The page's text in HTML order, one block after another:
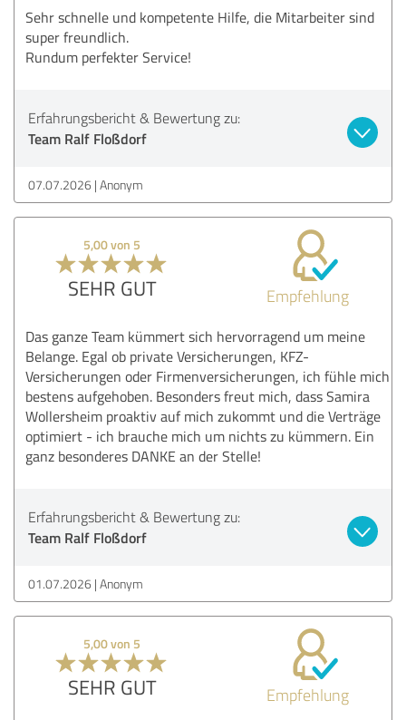
Sehr schnelle und kompetente Hilfe, die Mitarbeiter sind
super freundlich.
Rundum perfekter Service!
Erfahrungsbericht & Bewertung zu:
Team Ralf Floßdorf
07.07.2026 Anonym
5,00 von 5
SEHR GUT Empfehlung
Das ganze Team kümmert sich hervorragend um meine
Belange. Egal ob private Versicherungen, KFZ-
Versicherungen oder Firmenversicherungen, ich fühle mich
bestens aufgehoben. Besonders freut mich, dass Samira
Wollersheim proaktiv auf mich zukommt und die Verträge
optimiert - ich brauche mich um nichts zu kümmern. Ein
ganz besonderes DANKE an der Stelle!
Erfahrungsbericht & Bewertung zu:
Team Ralf Floßdorf
01.07.2026 Anonym
5,00 von 5
SEHR GUT Empfehlung